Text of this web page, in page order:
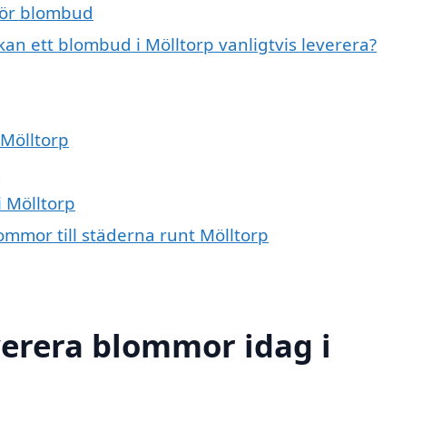
blombud
ett blombud i Mölltorp vanligtvis leverera?
Mölltorp
till städerna runt Mölltorp
blommor idag i